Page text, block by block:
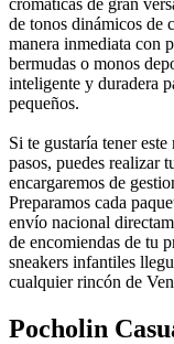
de tonos dinámicos de
manera inmediata con
bermudas o monos
inteligente y duradera
pequeños.
Si te gustaría tener
pasos, puedes realizar
encargaremos de
Preparamos cada
envío nacional
de encomiendas de tu
sneakers infantiles
cualquier rincón de
Pocholin